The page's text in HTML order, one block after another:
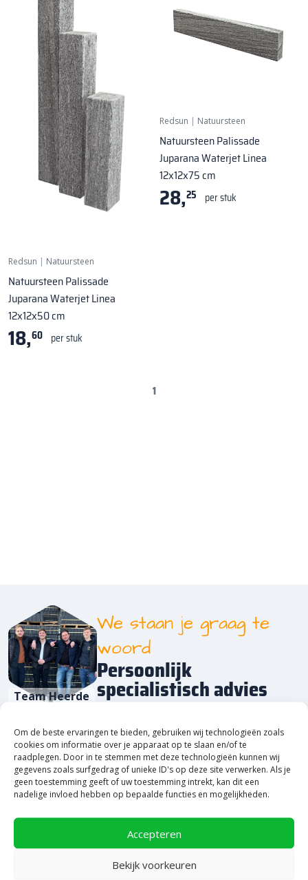
Om de beste ervaringen te bieden, gebruiken wij technologieën zoals
cookies om informatie over je apparaat op te slaan en/of te
raadplegen. Door in te stemmen met deze technologieën kunnen wij
gegevens zoals surfgedrag of unieke ID's op deze site verwerken. Als je
geen toestemming geeft of uw toestemming intrekt, kan dit een
nadelige invloed hebben op bepaalde functies en mogelijkheden.
Accepteren
Bekijk voorkeuren
Redsun | Natuursteen
Natuursteen Palissade
Juparana Waterjet Linea
12x12x50 cm
18,60 per stuk
Redsun | Natuursteen
Natuursteen Palissade
Juparana Waterjet Linea
12x12x75 cm
28,25 per stuk
1
Team Heerde
We staan je graag te
woord
Persoonlijk
specialistisch advies
0578 69 50 78
ff met ons appen? Kan ook!
Schrijf je in voor onze nieuwsbrief en maak
automatisch kans!